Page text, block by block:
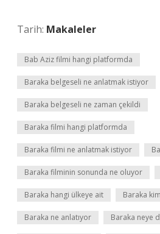
Tarih: Makaleler
Bab Aziz filmi hangi platformda
Baraka belgeseli ne anlatmak istiyor
Baraka belgeseli ne zaman çekildi
Baraka filmi hangi platformda
Baraka filmi ne anlatmak istiyor
Baraka filminin sonunda ne oluyor
Baraka hangi ülkeye ait Baraka
Baraka ne anlatıyor Baraka neye